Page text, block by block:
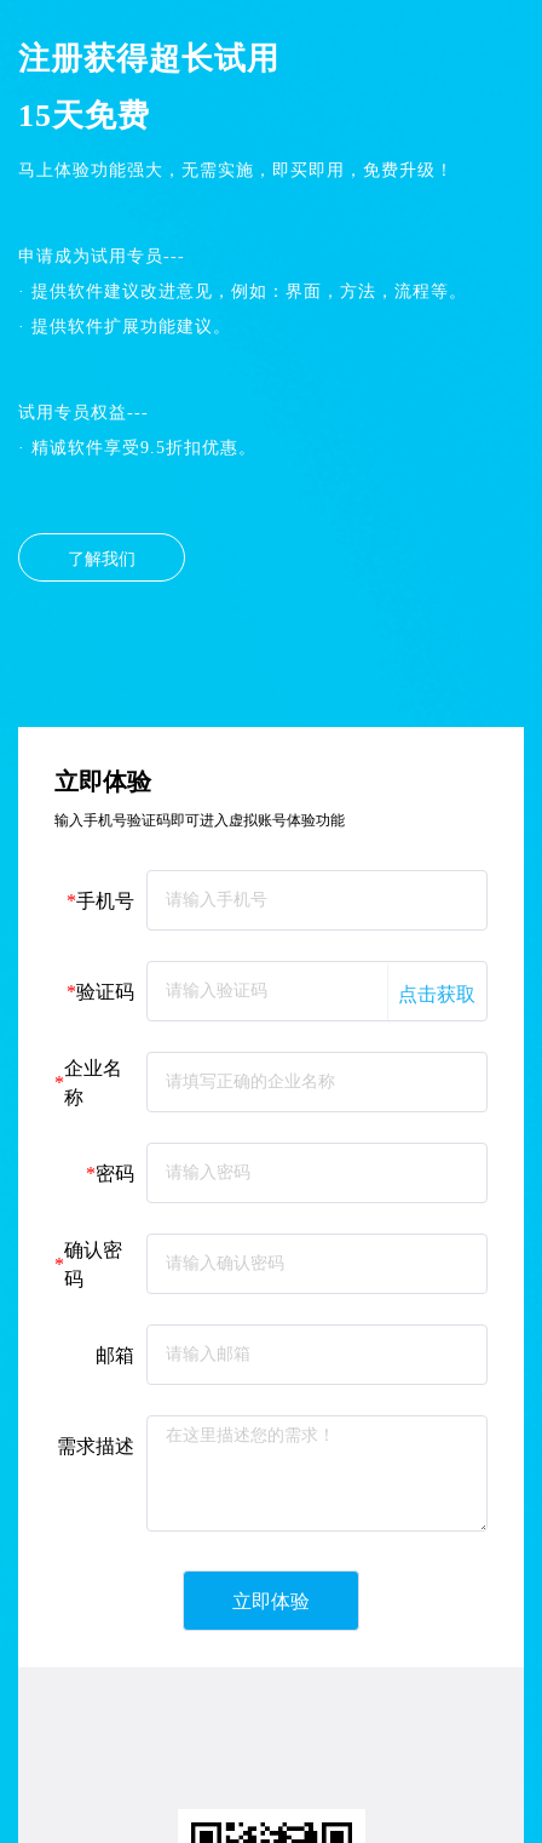
注册获得超长试用
15天免费
马上体验功能强大，无需实施，即买即用，免费升级！
申请成为试用专员---
· 提供软件建议改进意见，例如：界面，方法，流程等。
· 提供软件扩展功能建议。
试用专员权益---
· 精诚软件享受9.5折扣优惠。
了解我们
立即体验
输入手机号验证码即可进入虚拟账号体验功能
*手机号
*验证码
*
企业名
称
*密码
*
确认密
码
邮箱
需求描述
立即体验
点击获取